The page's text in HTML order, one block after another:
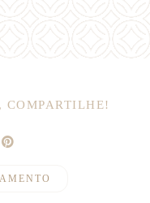
COMPARTILHE!